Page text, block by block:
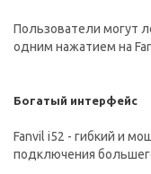
Пользователи могут
одним нажатием на
Богатый интерфейс
Fanvil i52 - гибкий и
подключения